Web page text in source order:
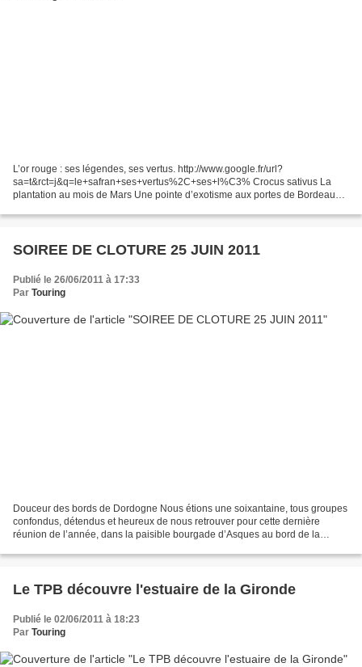
L’or rouge : ses légendes, ses vertus. http://www.google.fr/url?
sa=t&rct=j&q=le+safran+ses+vertus%2C+ses+l%C3% Crocus sativus La
plantation au mois de Mars Une pointe d’exotisme aux portes de Bordeaux :
SOIREE DE CLOTURE 25 JUIN 2011
Publié le 26/06/2011 à 17:33
Par Touring
Douceur des bords de Dordogne Nous étions une soixantaine, tous groupes
confondus, détendus et heureux de nous retrouver pour cette dernière
réunion de l’année, dans la paisible bourgade d’Asques au bord de la
Le TPB découvre l'estuaire de la Gironde
Publié le 02/06/2011 à 18:23
Par Touring